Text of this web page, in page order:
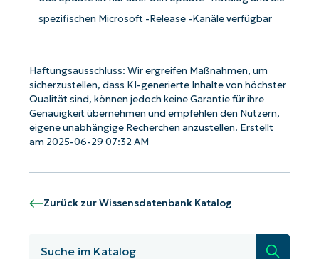
spezifischen Microsoft -Release -Kanäle verfügbar
Haftungsausschluss: Wir ergreifen Maßnahmen, um
sicherzustellen, dass KI-generierte Inhalte von höchster
Qualität sind, können jedoch keine Garantie für ihre
Genauigkeit übernehmen und empfehlen den Nutzern,
eigene unabhängige Recherchen anzustellen. Erstellt
am 2025-06-29 07:32 AM
Zurück zur Wissensdatenbank Katalog
Suche
Starten Sie mit NinjaOne AI-gesteuerten
KB-Analysen!
and
name*
Business
Phone